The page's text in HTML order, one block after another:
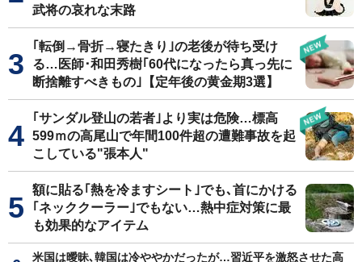
武将の哀れな末路
｢転倒→骨折→寝たきり｣の老後が待ち受け
る…医師･和田秀樹｢60代になったら真っ先に
断捨離すべきもの｣【定年後の黄金期3選】
｢サンダル登山の若者｣より実は危険…標高
599ｍの高尾山で年間100件超の遭難事故を起
こしている"張本人"
額に貼る｢熱を冷ますシート｣でも､首にかける
｢ネッククーラー｣でもない…熱中症対策に最
も効果的なアイテム
米国は曖昧､韓国は冷ややかだったが…習近平を激怒させた高